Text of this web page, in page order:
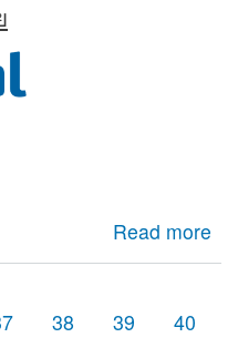
Read more
Thailand)
38 39
40